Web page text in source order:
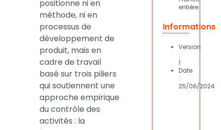
positionne ni en
méthode, ni en
processus de
développement de
produit, mais en
cadre de travail
basé sur trois piliers
qui soutiennent une
approche empirique
du contrôle des
activités : la
entière
Informations
Version
:
1
Date
:
25/06/2024